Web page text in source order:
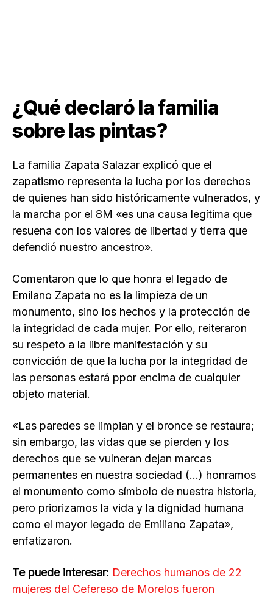
¿Qué declaró la familia
sobre las pintas?
La familia Zapata Salazar explicó que el
zapatismo representa la lucha por los derechos
de quienes han sido históricamente vulnerados, y
la marcha por el 8M «es una causa legítima que
resuena con los valores de libertad y tierra que
defendió nuestro ancestro».
Comentaron que lo que honra el legado de
Emilano Zapata no es la limpieza de un
monumento, sino los hechos y la protección de
la integridad de cada mujer. Por ello, reiteraron
su respeto a la libre manifestación y su
convicción de que la lucha por la integridad de
las personas estará ppor encima de cualquier
objeto material.
«Las paredes se limpian y el bronce se restaura;
sin embargo, las vidas que se pierden y los
derechos que se vulneran dejan marcas
permanentes en nuestra sociedad (…) honramos
el monumento como símbolo de nuestra historia,
pero priorizamos la vida y la dignidad humana
como el mayor legado de Emiliano Zapata»,
enfatizaron.
Te puede interesar: Derechos humanos de 22
mujeres del Cefereso de Morelos fueron